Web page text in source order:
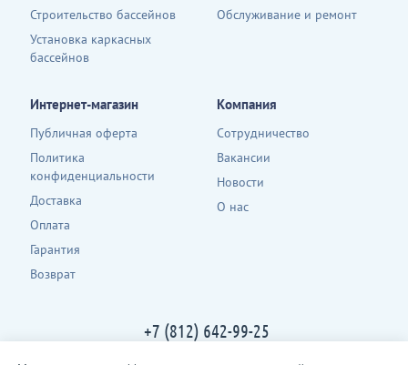
+7 (812) 642-99-25
Строительство бассейнов
Установка каркасных
бассейнов
Обслуживание и ремонт
Интернет-магазин
Публичная оферта
Политика
конфиденциальности
Доставка
Оплата
Гарантия
Возврат
Компания
Сотрудничество
Вакансии
Новости
О нас